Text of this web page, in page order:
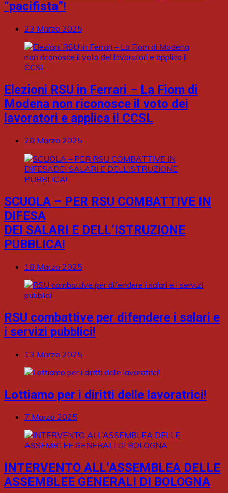
“pacifista”!
23 Marzo 2025
Elezioni RSU in Ferrari – La Fiom di
Modena non riconosce il voto dei
lavoratori e applica il CCSL
20 Marzo 2025
SCUOLA – PER RSU COMBATTIVE IN
DIFESA
DEI SALARI E DELL’ISTRUZIONE
PUBBLICA!
18 Marzo 2025
RSU combattive per difendere i salari e
i servizi pubblici!
13 Marzo 2025
Lottiamo per i diritti delle lavoratrici!
7 Marzo 2025
INTERVENTO ALL’ASSEMBLEA DELLE
ASSEMBLEE GENERALI DI BOLOGNA